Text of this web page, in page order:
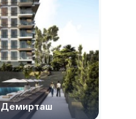
Демирташ